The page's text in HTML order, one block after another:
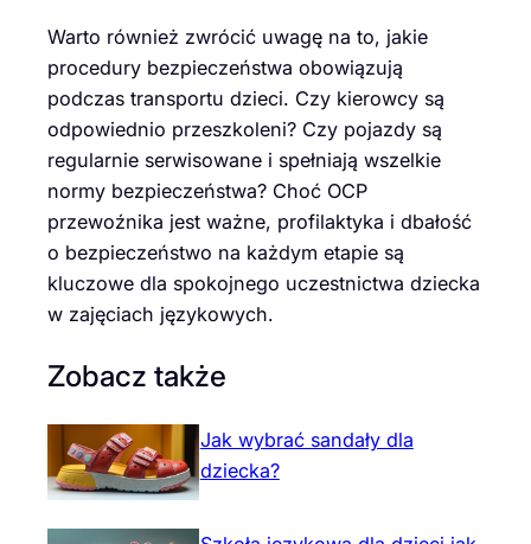
Warto również zwrócić uwagę na to, jakie
procedury bezpieczeństwa obowiązują
podczas transportu dzieci. Czy kierowcy są
odpowiednio przeszkoleni? Czy pojazdy są
regularnie serwisowane i spełniają wszelkie
normy bezpieczeństwa? Choć OCP
przewoźnika jest ważne, profilaktyka i dbałość
o bezpieczeństwo na każdym etapie są
kluczowe dla spokojnego uczestnictwa dziecka
w zajęciach językowych.
Zobacz także
Jak wybrać sandały dla
dziecka?